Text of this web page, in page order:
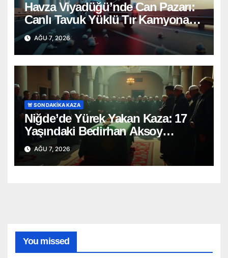
Havza Viyadüğü’nde Can Pazarı:
Canlı Tavuk Yüklü Tır Kamyona
Ok Gibi Saplandı!
AĞU 7, 2026
🚨 SON DAKİKA KAZA
Niğde’de Yürek Yakan Kaza: 17
Yaşındaki Bedirhan Aksoy
Toprağa Verildi
AĞU 7, 2026
You missed